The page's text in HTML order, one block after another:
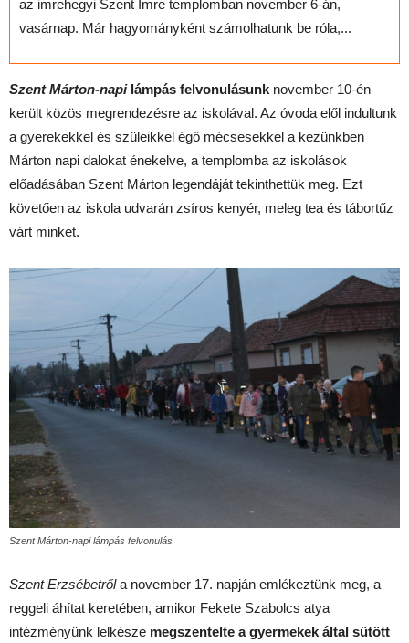
az imrehegyi Szent Imre templomban november 6-án,
vasárnap. Már hagyományként számolhatunk be róla,...
Szent Márton-napilámpás felvonulásunk november 10-én
került közös megrendezésre az iskolával. Az óvoda elől indultunk
a gyerekekkel és szüleikkel égő mécsesekkel a kezünkben
Márton napi dalokat énekelve, a templomba az iskolások
előadásában Szent Márton legendáját tekinthettük meg. Ezt
követően az iskola udvarán zsíros kenyér, meleg tea és tábortűz
várt minket.
Szent Márton-napi lámpás felvonulás
Szent Erzsébetrőla november 17. napján emlékeztünk meg, a
reggeli áhítat keretében, amikor Fekete Szabolcs atya
intézményünk lelkésze megszentelte a gyermekek által sütött